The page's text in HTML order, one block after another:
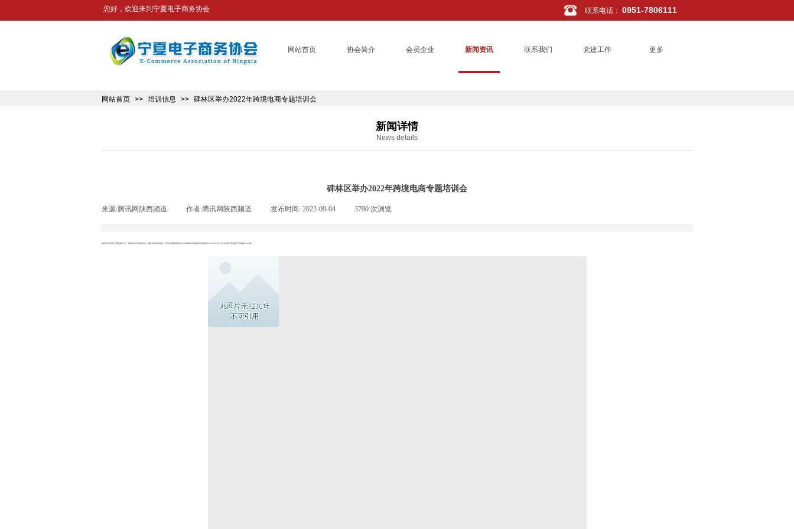
您好，欢迎来到宁夏电子商务协会 联系电话 ： 0951-7806111
网站首页 协会简介 会员企业 新闻资讯 联系我们 党建工作 更多
网站首页 >> 培训信息 >> 碑林区举办2022年跨境电商专题培训会
新闻详情
News details
碑林区举办2022年跨境电商专题培训会
来源:腾讯网陕西频道 作者:腾讯网陕西频道 发布时间: 2022-09-04 3790 次浏览
由西安市跨境电子商务服务中心、碑林区经济贸易局主办，陕西省有机农业协会、西安市直播电商协会协办的碑林区跨境电商专题培训会2022年9月2日上午在西安市跨境电子商务服务中心举行。